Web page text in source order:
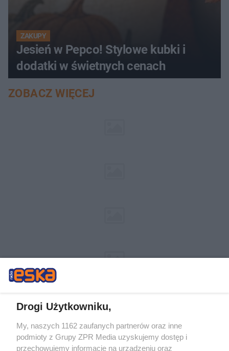
ZAKUPY
Jesień w Pepco! Stylowe kubki i
dodatki w świetnych cenach
ZOBACZ WIĘCEJ
Drogi Użytkowniku,
My, naszych 1162 zaufanych partnerów oraz inne
podmioty z Grupy ZPR Media uzyskujemy dostęp i
przechowujemy informacje na urządzeniu oraz